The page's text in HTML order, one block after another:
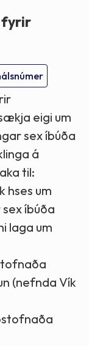
fyrir
eigi um
sex íbúða
á
til:
hses um
íbúða
laga um
(nefnda Vík